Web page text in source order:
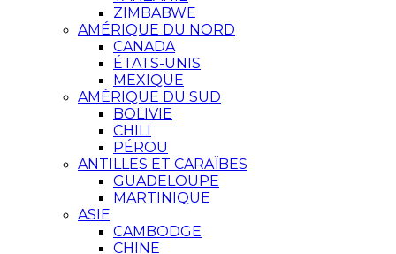
ZIMBABWE
AMÉRIQUE DU NORD
CANADA
ÉTATS-UNIS
MEXIQUE
AMÉRIQUE DU SUD
BOLIVIE
CHILI
PÉROU
ANTILLES ET CARAÏBES
GUADELOUPE
MARTINIQUE
ASIE
CAMBODGE
CHINE